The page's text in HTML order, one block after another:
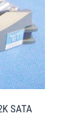
SATA